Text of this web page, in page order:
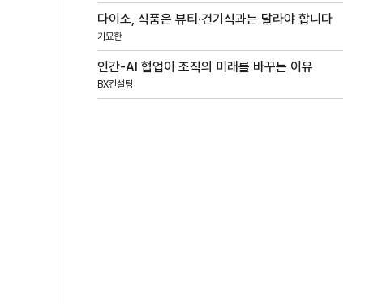
다이소, 식품은 뷰티·건기식과는 달라야 합니다
기묘한
인간-AI 협업이 조직의 미래를 바꾸는 이유
BX컨설팅